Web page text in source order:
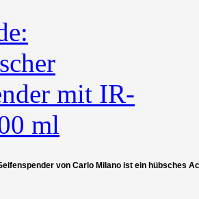
von Carlo Milano ist ein hübsches